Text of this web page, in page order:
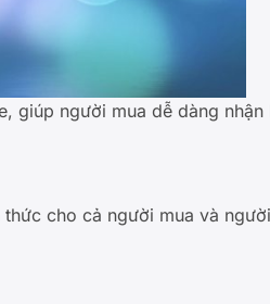
giúp người mua dễ dàng
cho cả người mua và